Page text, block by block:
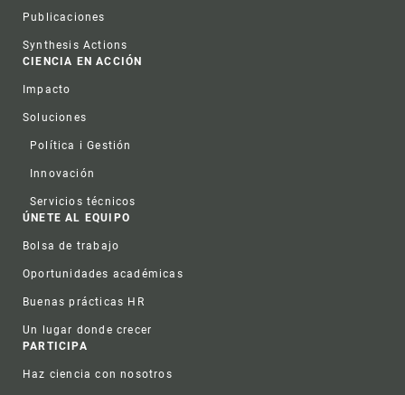
Publicaciones
Synthesis Actions
CIENCIA EN ACCIÓN
Impacto
Soluciones
Política i Gestión
Innovación
Servicios técnicos
ÚNETE AL EQUIPO
Bolsa de trabajo
Oportunidades académicas
Buenas prácticas HR
Un lugar donde crecer
PARTICIPA
Haz ciencia con nosotros